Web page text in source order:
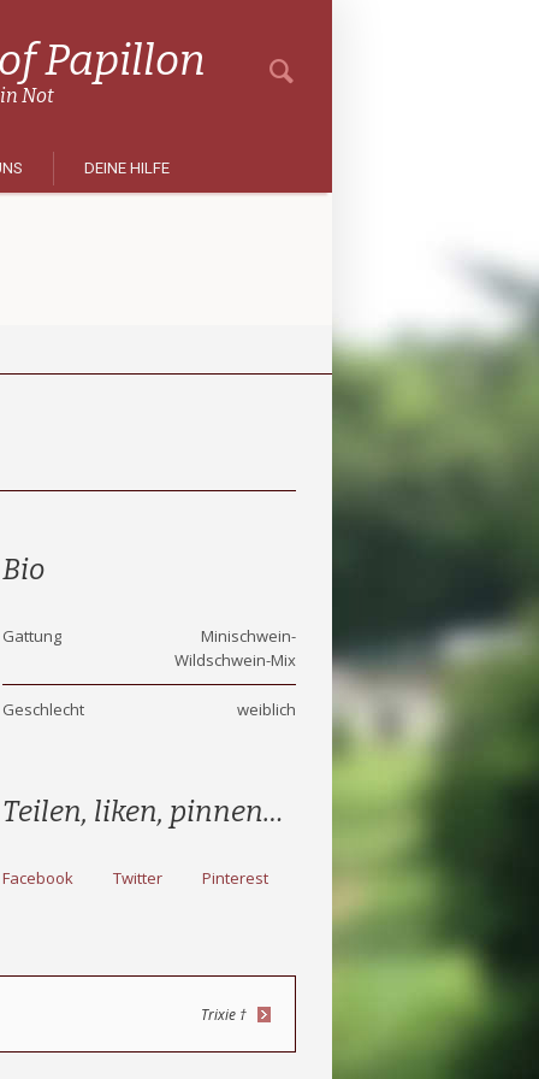
Papillon
Not
DEINE HILFE
Bio
Gattung
Minischwein-
Wildschwein-Mix
Geschlecht weiblich
Teilen, liken, pinnen…
Facebook Twitter Pinterest
Trixie †